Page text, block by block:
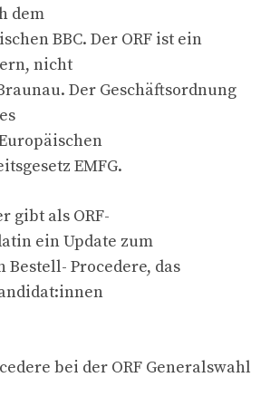
dem
BBC. Der ORF ist ein
nicht
Der Geschäftsordnung
EMFG.
gibt als ORF-
ein Update zum
Procedere, das
bei der ORF Generalswahl